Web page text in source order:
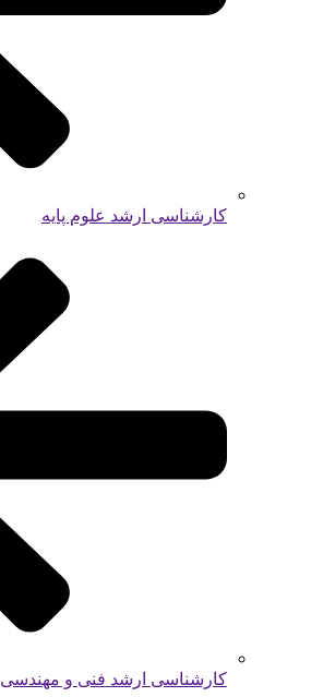
کارشناسی ارشد علوم پایه
کارشناسی ارشد فنی و مهندسی